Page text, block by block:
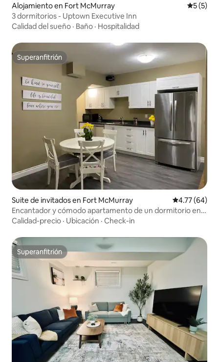
Alojamiento en Fort McMurray
5 (5)
3 dormitorios - Uptown Executive Inn
Calidad del sueño · Baño · Hospitalidad
Superanfitrión
Superanfitrión
Suite de invitados en Fort McMurray Calificación
4.77 (64)
Encantador y cómodo apartamento de un dormitorio en
el sótano
Calidad-precio · Ubicación · Check-in
Superanfitrión
Superanfitrión